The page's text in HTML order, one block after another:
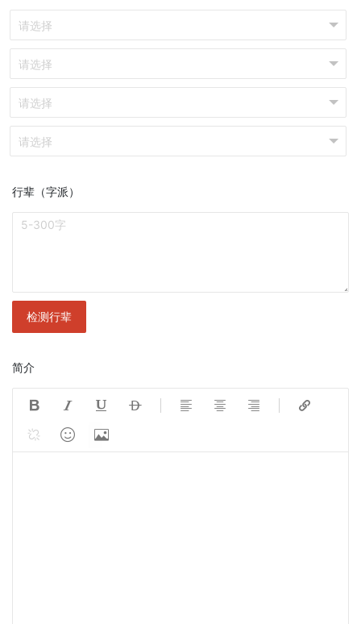
行辈（字派）
检测行辈
简介
       
  